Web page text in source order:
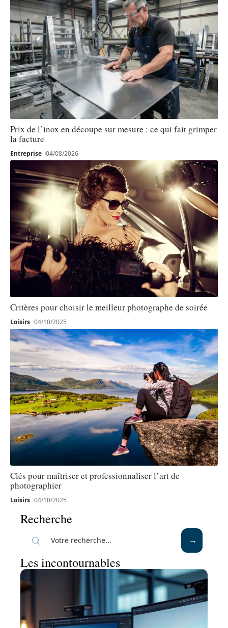
Prix de l’inox en découpe sur mesure : ce qui fait grimper
la facture
Entreprise 04/08/2026
Critères pour choisir le meilleur photographe de soirée
Loisirs 04/10/2025
Clés pour maîtriser et professionnaliser l’art de
photographier
Loisirs 04/10/2025
Recherche
Les incontournables